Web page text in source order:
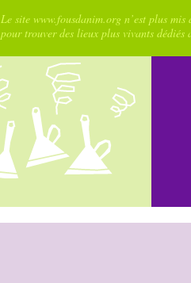
Le site www.fousdanim.org n’est plus
pour trouver des lieux plus vivants dédiés